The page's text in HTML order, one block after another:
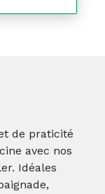
de praticité
avec nos
Idéales